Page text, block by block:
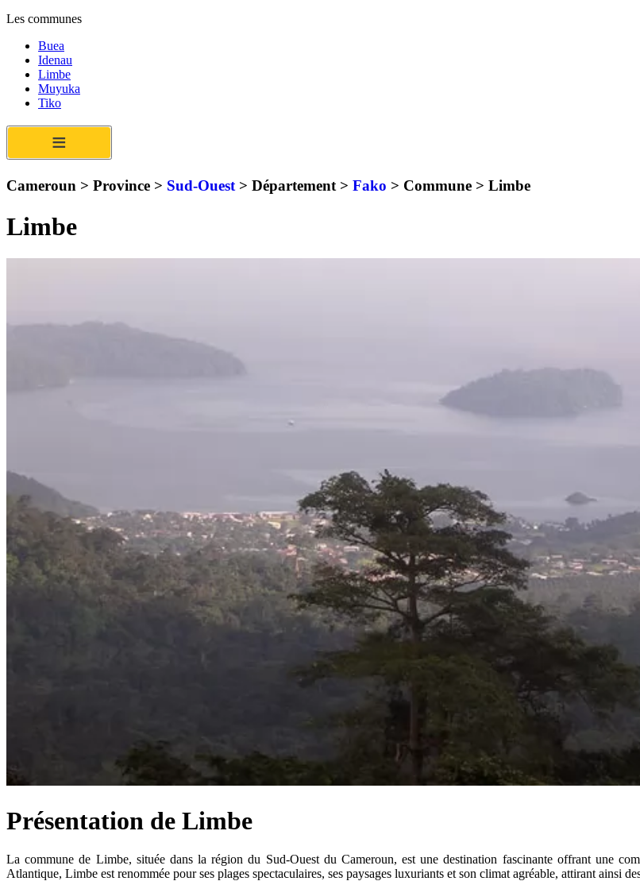
Les communes
Buea
Idenau
Limbe
Muyuka
Tiko
≡
Cameroun > Province > Sud-Ouest> Département > Fako > Commune > Limbe
Limbe
Présentation de Limbe
La commune de Limbe, située dans la région du Sud-Ouest du Cameroun, est une destination fascinante offrant une
Atlantique, Limbe est renommée pour ses plages spectaculaires, ses paysages luxuriants et son climat agréable, attirant ainsi